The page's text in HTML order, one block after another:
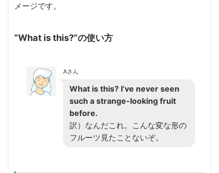
メージです。
“What is this?”の使い方
Aさん
What is this? I’ve never seen
such a strange-looking fruit
before.
訳）なんだこれ。こんな変な形の
フルーツ見たことないぞ。